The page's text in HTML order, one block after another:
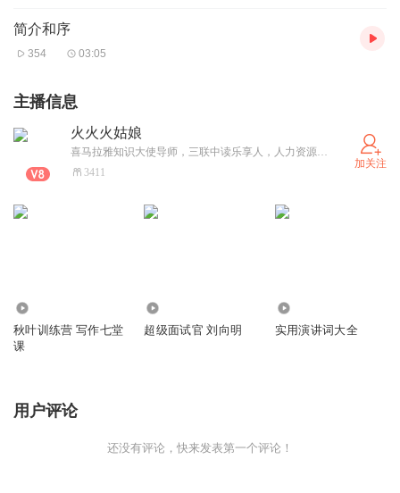
简介和序
354 03:05
主播信息
火火火姑娘
喜马拉雅知识大使导师，三联中读乐享人，人力资源从业者。倡导终身学习，利他共赢。
3411
加关注
秋叶训练营 写作七堂
课
超级面试官 刘向明 实用演讲词大全
用户评论
还没有评论，快来发表第一个评论！